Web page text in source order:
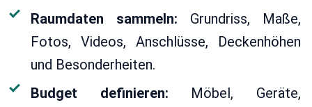
Raumdaten sammeln: Grundriss, Maße,
Fotos, Videos, Anschlüsse, Deckenhöhen
und Besonderheiten.
Budget definieren: Möbel, Geräte,